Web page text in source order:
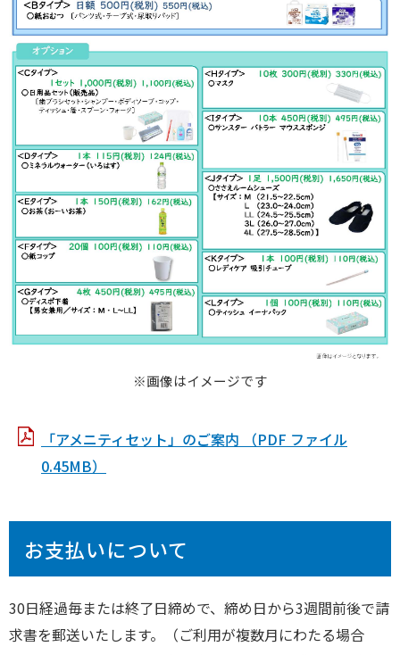
※画像はイメージです
「アメニティセット」のご案内 （PDF ファイル
0.45MB）
お支払いについて
30日経過毎または終了日締めで、締め日から3週間前後で請
求書を郵送いたします。（ご利用が複数月にわたる場合